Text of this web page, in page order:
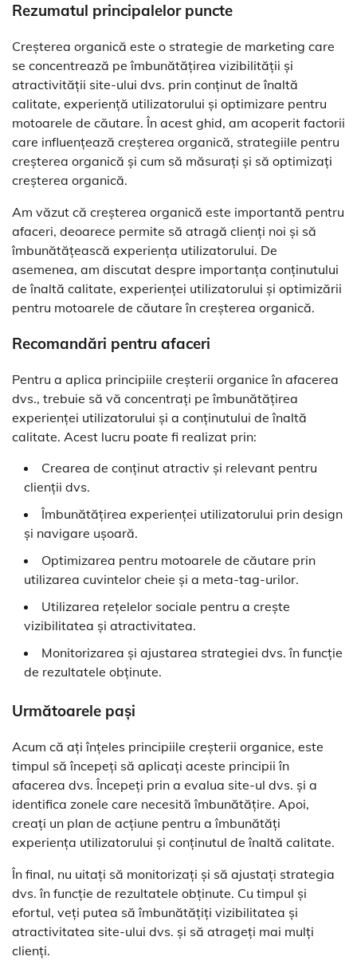
Rezumatul principalelor puncte
Creșterea organică este o strategie de marketing care
se concentrează pe îmbunătățirea vizibilității și
atractivității site-ului dvs. prin conținut de înaltă
calitate, experiență utilizatorului și optimizare pentru
motoarele de căutare. În acest ghid, am acoperit factorii
care influențează creșterea organică, strategiile pentru
creșterea organică și cum să măsurați și să optimizați
creșterea organică.
Am văzut că creșterea organică este importantă pentru
afaceri, deoarece permite să atragă clienți noi și să
îmbunătățească experiența utilizatorului. De
asemenea, am discutat despre importanța conținutului
de înaltă calitate, experienței utilizatorului și optimizării
pentru motoarele de căutare în creșterea organică.
Recomandări pentru afaceri
Pentru a aplica principiile creșterii organice în afacerea
dvs., trebuie să vă concentrați pe îmbunătățirea
experienței utilizatorului și a conținutului de înaltă
calitate. Acest lucru poate fi realizat prin:
Crearea de conținut atractiv și relevant pentru
clienții dvs.
Îmbunătățirea experienței utilizatorului prin design
și navigare ușoară.
Optimizarea pentru motoarele de căutare prin
utilizarea cuvintelor cheie și a meta-tag-urilor.
Utilizarea rețelelor sociale pentru a crește
vizibilitatea și atractivitatea.
Monitorizarea și ajustarea strategiei dvs. în funcție
de rezultatele obținute.
Următoarele pași
Acum că ați înțeles principiile creșterii organice, este
timpul să începeți să aplicați aceste principii în
afacerea dvs. Începeți prin a evalua site-ul dvs. și a
identifica zonele care necesită îmbunătățire. Apoi,
creați un plan de acțiune pentru a îmbunătăți
experiența utilizatorului și conținutul de înaltă calitate.
În final, nu uitați să monitorizați și să ajustați strategia
dvs. în funcție de rezultatele obținute. Cu timpul și
efortul, veți putea să îmbunătățiți vizibilitatea și
atractivitatea site-ului dvs. și să atrageți mai mulți
clienți.